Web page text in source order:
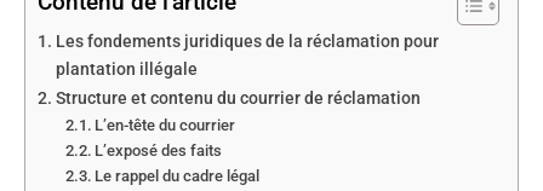
Les fondements juridiques de la réclamation pour
plantation illégale
Structure et contenu du courrier de réclamation
L’en-tête du courrier
L’exposé des faits
Le rappel du cadre légal